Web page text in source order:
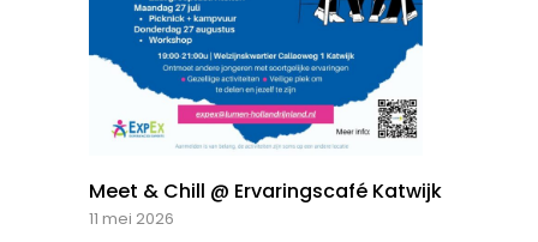
Meet & Chill @ Ervaringscafé Katwijk
11 mei 2026